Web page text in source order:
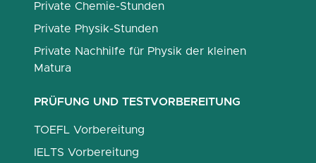
Private Chemie-Stunden
Private Physik-Stunden
Private Nachhilfe für Physik der kleinen
Matura
PRÜFUNG UND TESTVORBEREITUNG
TOEFL Vorbereitung
IELTS Vorbereitung